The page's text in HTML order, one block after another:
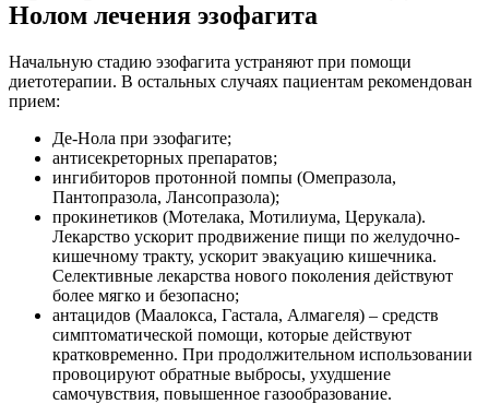
Нолом лечения эзофагита
Начальную стадию эзофагита устраняют при помощи
диетотерапии. В остальных случаях пациентам рекомендован
прием:
Де-Нола при эзофагите;
антисекреторных препаратов;
ингибиторов протонной помпы (Омепразола,
Пантопразола, Лансопразола);
прокинетиков (Мотелака, Мотилиума, Церукала).
Лекарство ускорит продвижение пищи по желудочно-
кишечному тракту, ускорит эвакуацию кишечника.
Селективные лекарства нового поколения действуют
более мягко и безопасно;
антацидов (Маалокса, Гастала, Алмагеля) – средств
симптоматической помощи, которые действуют
кратковременно. При продолжительном использовании
провоцируют обратные выбросы, ухудшение
самочувствия, повышенное газообразование.